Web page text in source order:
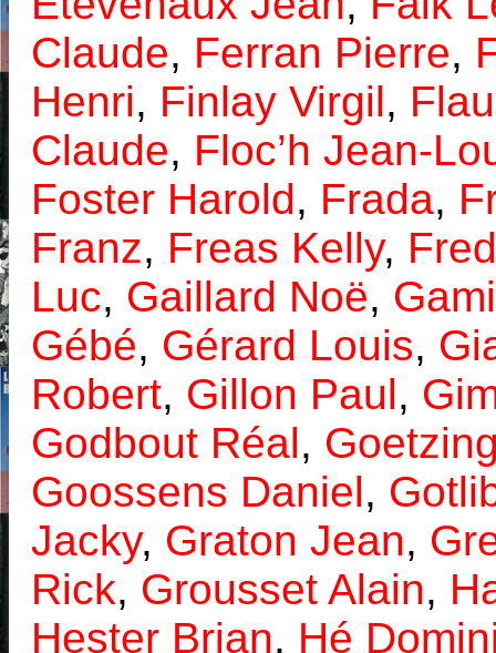
Claude, Ferran Pierre,
Henri, Finlay Virgil,
Claude, Floc’h Jean-
Foster Harold, Frada,
Franz, Freas Kelly, Fred
Luc, Gaillard Noë,
Gébé, Gérard Louis,
Robert, Gillon Paul,
Godbout Réal,
Goossens Daniel,
Jacky, Graton Jean,
Rick, Grousset Alain,
Hester Brian, Hé